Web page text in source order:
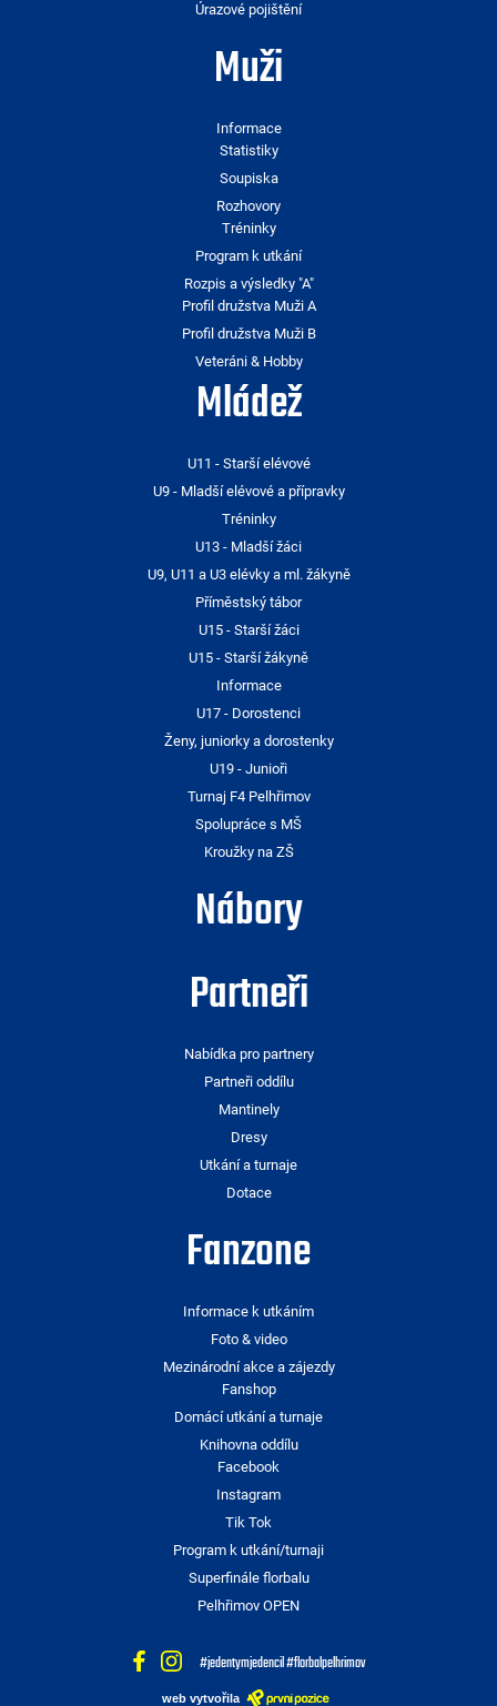
Úrazové pojištění
Muži
Informace
Statistiky
Soupiska
Rozhovory
Tréninky
Program k utkání
Rozpis a výsledky "A"
Profil družstva Muži A
Profil družstva Muži B
Veteráni & Hobby
Mládež
U11 - Starší elévové
U9 - Mladší elévové a přípravky
Tréninky
U13 - Mladší žáci
U9, U11 a U3 elévky a ml. žákyně
Příměstský tábor
U15 - Starší žáci
U15 - Starší žákyně
Informace
U17 - Dorostenci
Ženy, juniorky a dorostenky
U19 - Junioři
Turnaj F4 Pelhřimov
Spolupráce s MŠ
Kroužky na ZŠ
Nábory
Partneři
Nabídka pro partnery
Partneři oddílu
Mantinely
Dresy
Utkání a turnaje
Dotace
Fanzone
Informace k utkáním
Foto & video
Mezinárodní akce a zájezdy
Fanshop
Domácí utkání a turnaje
Knihovna oddílu
Facebook
Instagram
Tik Tok
Program k utkání/turnaji
Superfinále florbalu
Pelhřimov OPEN
#jedentymjedencil #florbalpelhrimov
web vytvořila